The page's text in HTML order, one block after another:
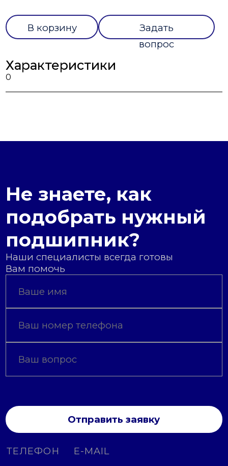
В корзину
Задать
вопрос
Характеристики
0
Не знаете, как
подобрать нужный
подшипник?
Наши специалисты всегда готовы
Вам помочь
Отправить заявку
ТЕЛЕФОН E-MAIL